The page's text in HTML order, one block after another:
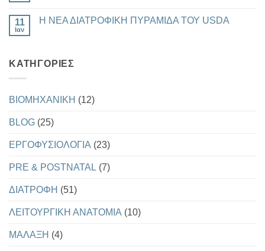
ΔΕΙΚΤΗΣ
Ω3
ΥΓΕΙΑΣ
ΚΑΙ
στο
11
Ιαν
Η ΝΕΑ ΔΙΑΤΡΟΦΙΚΗ ΠΥΡΑΜΙΔΑ ΤΟΥ USDA
Η
USDA
KΑΤΗΓΟΡΊΕΣ
BIOMHXANIKH (12)
BLOG (25)
EΡΓΟΦΥΣΙΟΛΟΓΙΑ (23)
PRE & POSTNATAL (7)
ΔΙΑΤΡΟΦΗ (51)
ΛΕΙΤΟΥΡΓΙΚΗ ΑΝΑΤΟΜΙΑ (10)
ΜΑΛΑΞΗ (4)